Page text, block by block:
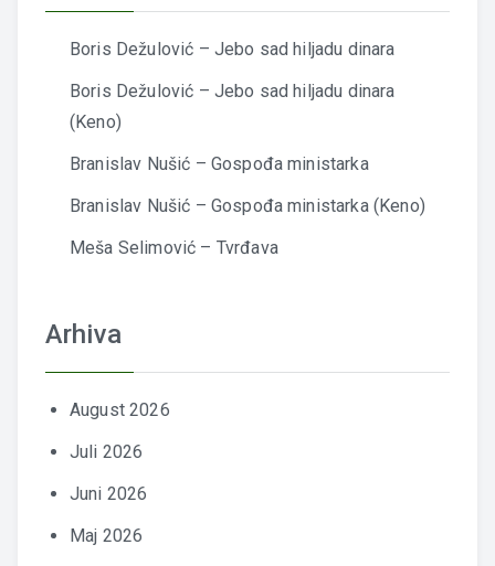
Boris Dežulović – Jebo sad hiljadu dinara
Boris Dežulović – Jebo sad hiljadu dinara
(Keno)
Branislav Nušić – Gospođa ministarka
Branislav Nušić – Gospođa ministarka (Keno)
Meša Selimović – Tvrđava
Arhiva
August 2026
Juli 2026
Juni 2026
Maj 2026